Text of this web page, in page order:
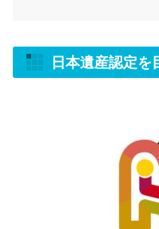
日本遺産認定を